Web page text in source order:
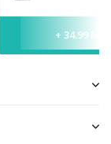
+ 34.99